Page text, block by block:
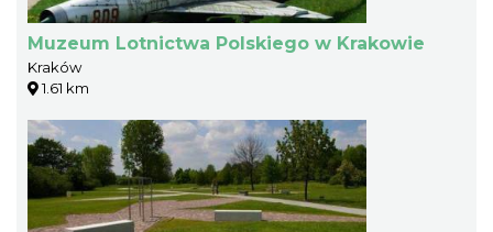
Muzeum Lotnictwa Polskiego w Krakowie
Kraków
1.61 km